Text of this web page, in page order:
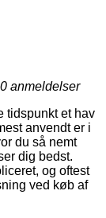
anmeldelser
tidspunkt et hav
anvendt er i
du så nemt
dig bedst.
og oftest
ved køb af